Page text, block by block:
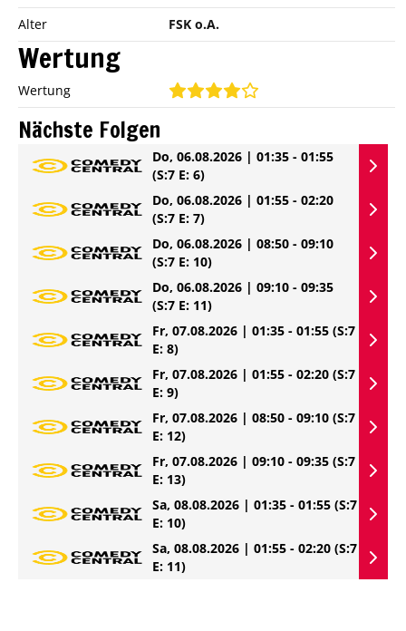
Alter
FSK o.A.
Wertung
Wertung
Nächste Folgen
Do, 06.08.2026 | 01:35 - 01:55
(S:7 E: 6)
Do, 06.08.2026 | 01:55 - 02:20
(S:7 E: 7)
Do, 06.08.2026 | 08:50 - 09:10
(S:7 E: 10)
Do, 06.08.2026 | 09:10 - 09:35
(S:7 E: 11)
Fr, 07.08.2026 | 01:35 - 01:55 (S:7
E: 8)
Fr, 07.08.2026 | 01:55 - 02:20 (S:7
E: 9)
Fr, 07.08.2026 | 08:50 - 09:10 (S:7
E: 12)
Fr, 07.08.2026 | 09:10 - 09:35 (S:7
E: 13)
Sa, 08.08.2026 | 01:35 - 01:55 (S:7
E: 10)
Sa, 08.08.2026 | 01:55 - 02:20 (S:7
E: 11)